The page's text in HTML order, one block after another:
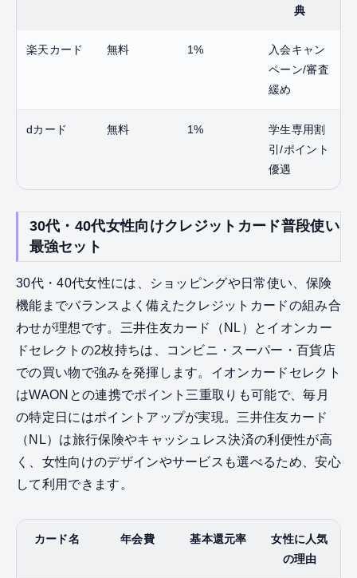
典
楽天カード 無料 1%
入会キャン
ペーン/審査
緩め
dカード 無料 1%
学生専用割
引/ポイント
優遇
30代・40代女性向けクレジットカード普段使い
最強セット
30代・40代女性には、ショッピングや日常使い、保険
機能までバランスよく備えたクレジットカードの組み合
わせが理想です。三井住友カード（NL）とイオンカー
ドセレクトの2枚持ちは、コンビニ・スーパー・百貨店
での買い物で強みを発揮します。イオンカードセレクト
はWAONとの連携でポイント三重取りも可能で、毎月
の特定日にはポイントアップが実現。三井住友カード
（NL）は旅行保険やキャッシュレス決済の利便性が高
く、女性向けのデザインやサービスも選べるため、安心
して利用できます。
カード名 年会費 基本還元率
女性に人気
の理由